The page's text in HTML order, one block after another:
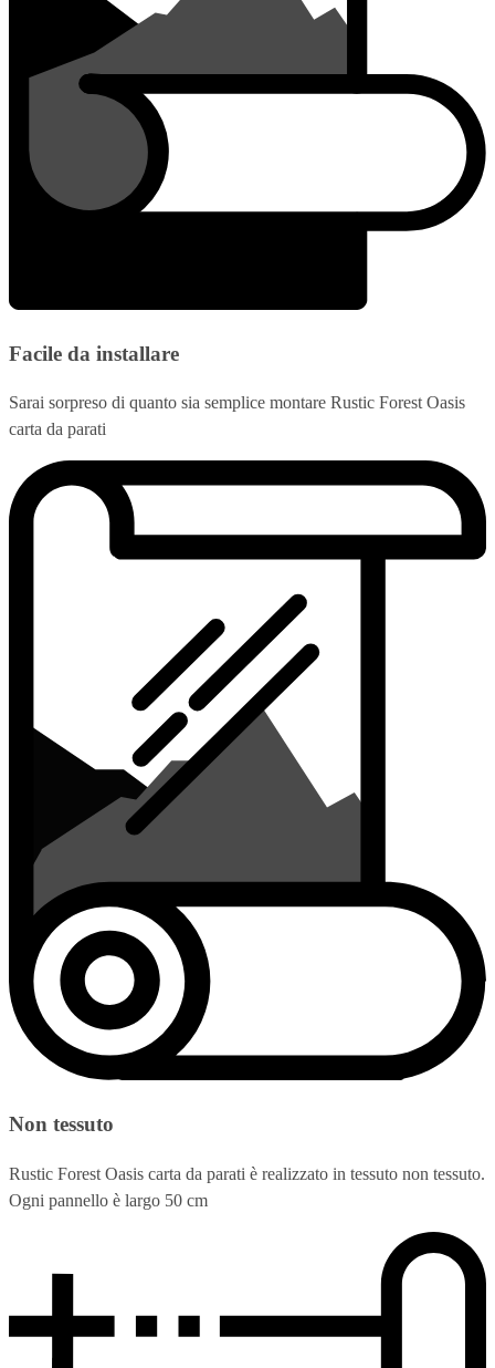
Facile da installare
Sarai sorpreso di quanto sia semplice montare Rustic Forest Oasis
carta da parati
Non tessuto
Rustic Forest Oasis carta da parati è realizzato in tessuto non tessuto.
Ogni pannello è largo 50 cm